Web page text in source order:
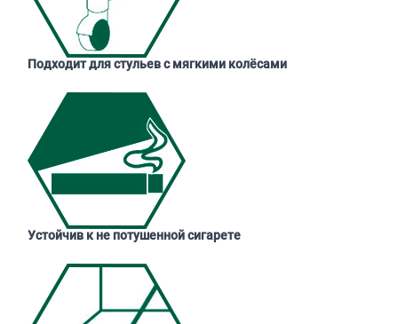
Подходит для стульев с мягкими колёсами
Устойчив к не потушенной сигарете